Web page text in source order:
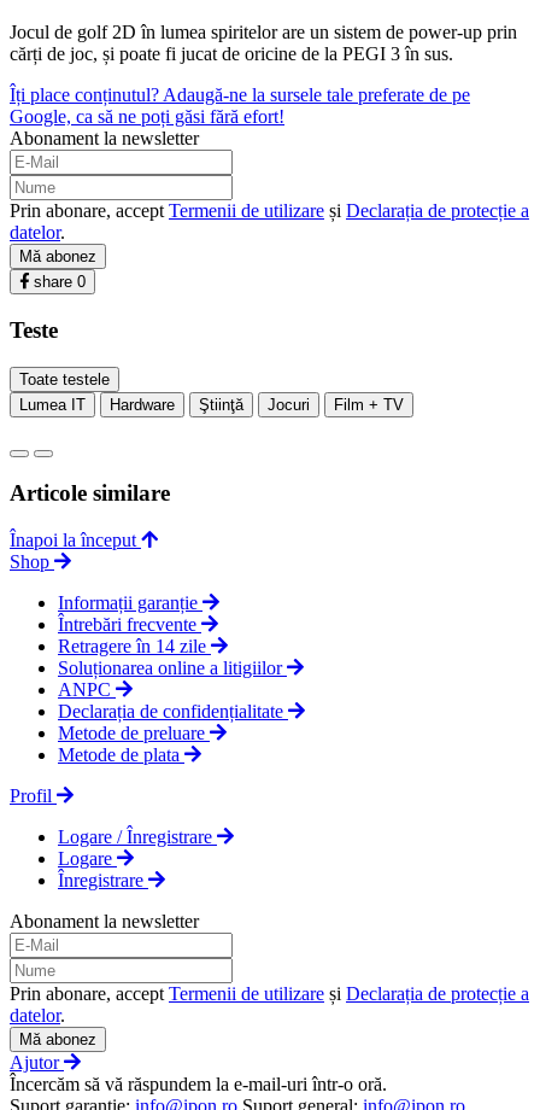
Jocul de golf 2D în lumea spiritelor are un sistem de power-up prin
cărți de joc, și poate fi jucat de oricine de la PEGI 3 în sus.
Îți place conținutul? Adaugă-ne la sursele tale preferate de pe
Google, ca să ne poți găsi fără efort!
Abonament la newsletter
Prin abonare, accept Termenii de utilizare și Declarația de protecție a
datelor.
Mă abonez
share 0
Teste
Toate testele
Lumea IT
Hardware Ştiinţă Jocuri Film + TV
Articole similare
Înapoi la început
Shop
Informații garanție
Întrebări frecvente
Retragere în 14 zile
Soluționarea online a litigiilor
ANPC
Declarația de confidențialitate
Metode de preluare
Metode de plata
Profil
Logare / Înregistrare
Logare
Înregistrare
Abonament la newsletter
Prin abonare, accept Termenii de utilizare și Declarația de protecție a
datelor.
Mă abonez
Ajutor
Încercăm să vă răspundem la e-mail-uri într-o oră.